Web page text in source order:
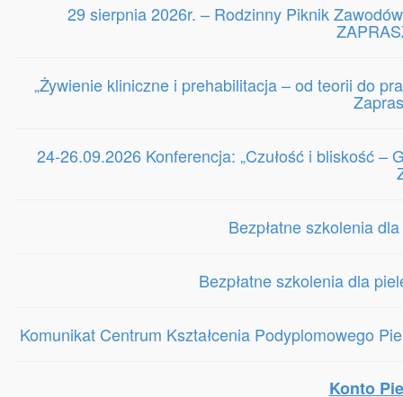
29 sierpnia 2026r. – Rodzinny Piknik
„Żywienie kliniczne i prehabilitacja – od teorii do
24-26.09.2026 Konferencja: „Czułość i bliskość –
Bezpłatne szkolenia
Bezpłatne szkolenia dla
Komunikat Centrum Kształcenia Podyplomowego
Konto